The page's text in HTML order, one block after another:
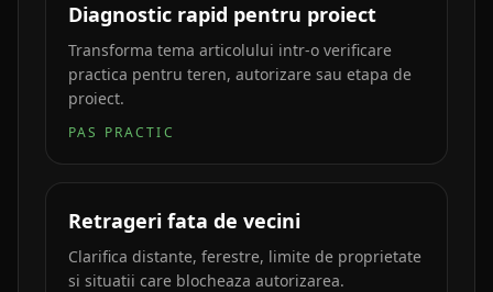
Diagnostic rapid pentru proiect
Transforma tema articolului intr-o verificare
practica pentru teren, autorizare sau etapa de
proiect.
PAS PRACTIC
Retrageri fata de vecini
Clarifica distante, ferestre, limite de proprietate
si situatii care blocheaza autorizarea.